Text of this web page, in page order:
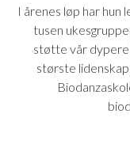
I årenes løp har hun
tusen
støtte vår dypere
største